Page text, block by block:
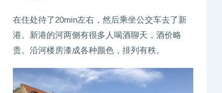
在住处待了20min左右，然后乘坐公交车去了新
港。新港的河两侧有很多人喝酒聊天，酒价略
贵。沿河楼房漆成各种颜色，排列有秩。